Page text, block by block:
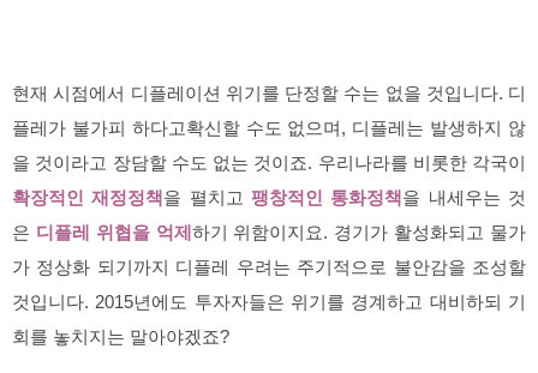
현재 시점에서 디플레이션 위기를 단정할 수는 없을 것입니다. 디
플레가 불가피 하다고확신할 수도 없으며, 디플레는 발생하지 않
을 것이라고 장담할 수도 없는 것이죠. 우리나라를 비롯한 각국이
확장적인 재정정책을 펼치고 팽창적인 통화정책을 내세우는 것
은 디플레 위협을 억제 하기 위함이지요. 경기가 활성화되고 물가
가 정상화 되기까지 디플레 우려는 주기적으로 불안감을 조성할
것입니다. 2015년에도 투자자들은 위기를 경계하고 대비하되 기
회를 놓치지는 말아야겠죠?